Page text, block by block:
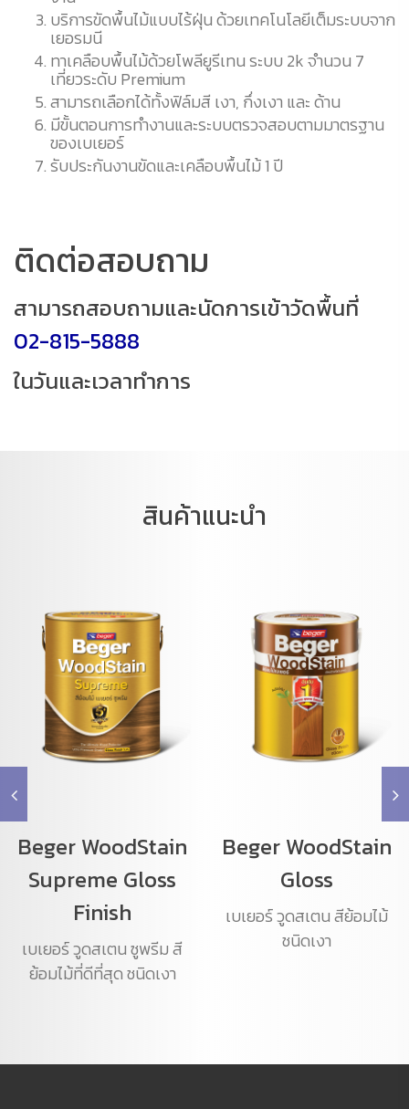
บริการขัดพื้นไม้แบบไร้ฝุ่น ด้วยเทคโนโลยีเต็มระบบจาก
เยอรมนี
ทาเคลือบพื้นไม้ด้วยโพลียูรีเทน ระบบ 2k จำนวน 7
เที่ยวระดับ Premium
สามารถเลือกได้ทั้งฟิล์มสี เงา, กึ่งเงา และ ด้าน
มีขั้นตอนการทำงานและระบบตรวจสอบตามมาตรฐาน
ของเบเยอร์
รับประกันงานขัดและเคลือบพื้นไม้ 1 ปี
ติดต่อสอบถาม
สามารถสอบถามและนัดการเข้าวัดพื้นที่
02-815-5888
ในวันและเวลาทำการ
สินค้าแนะนำ
Beger WoodStain
Supreme Gloss
Finish
เบเยอร์ วูดสเตน ซูพรีม สี
ย้อมไม้ที่ดีที่สุด ชนิดเงา
Beger WoodStain
Gloss
เบเยอร์ วูดสเตน สีย้อมไม้
ชนิดเงา